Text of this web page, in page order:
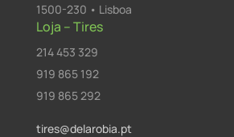
1500-230 • Lisboa
Loja – Tires
214 453 329
919 865 192
919 865 292
tires@delarobia.pt